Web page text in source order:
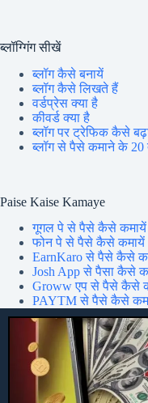
ब्लॉग्गिंग सीखें
ब्लॉग कैसे बनायें
ब्लॉग कैसे लिखते हैं
वर्डप्रेस क्या है
कीवर्ड क्या है
ब्लॉग पर ट्रेफिक कैसे
ब्लॉग से पैसे कमाने के 20
Paise Kaise Kamaye
गूगल पे से पैसे कैसे कमायें
फोन पे से पैसे कैसे कमायें
EarnKaro से पैसे कैसे
Josh App से पैसा कैसे
Groww एप से पैसे कैसे
PAYTM से पैसे कैसे